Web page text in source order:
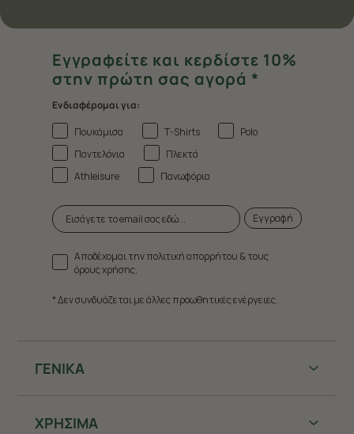
ΓΕΝΙΚΑ
ΧΡHΣΙΜΑ
Εγγραφείτε και κερδίστε 10%
στην πρώτη σας αγορά *
Ενδιαφέρομαι για:
Πουκάμισα
T-Shirts
Polo
Παντελόνια
Πλεκτά
Athleisure
Πανωφόρια
Εγγραφή
Αποδέχομαι την πολιτική απορρήτου & τους
όρους χρήσης.
* Δεν συνδυάζεται με άλλες προωθητικές ενέργειες.